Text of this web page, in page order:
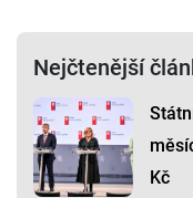
Nejčtenější
Kč